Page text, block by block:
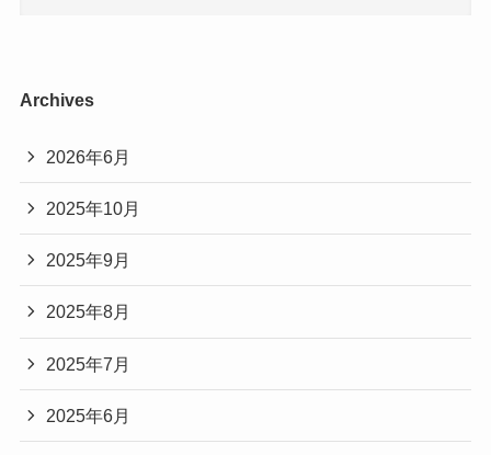
Archives
2026年6月
2025年10月
2025年9月
2025年8月
2025年7月
2025年6月